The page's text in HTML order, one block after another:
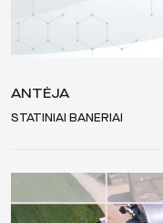
ANTĖJA
STATINIAI BANERIAI